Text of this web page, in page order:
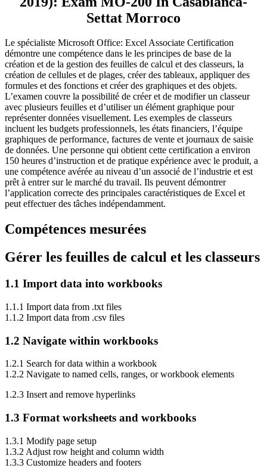
Settat Morroco
Le spécialiste Microsoft Office: Excel Associate Certification
démontre une compétence dans le les principes de base de la
création et de la gestion des feuilles de calcul et des classeurs, la
création de cellules et de plages, créer des tableaux, appliquer des
formules et des fonctions et créer des graphiques et des objets.
L’examen couvre la possibilité de créer et de modifier un classeur
avec plusieurs feuilles et d’utiliser un élément graphique pour
représenter données visuellement. Les exemples de classeurs
incluent les budgets professionnels, les états financiers, l’équipe
graphiques de performance, factures de vente et journaux de saisie
de données. Une personne qui obtient cette certification a environ
150 heures d’instruction et de pratique expérience avec le produit, a
une compétence avérée au niveau d’un associé de l’industrie et est
prêt à entrer sur le marché du travail. Ils peuvent démontrer
l’application correcte des principales caractéristiques de Excel et
peut effectuer des tâches indépendamment.
Compétences mesurées
Gérer les feuilles de calcul et les classeurs
1.1 Import data into workbooks
1.1.1 Import data from .txt files
1.1.2 Import data from .csv files
1.2 Navigate within workbooks
1.2.1 Search for data within a workbook
1.2.2 Navigate to named cells, ranges, or workbook elements
1.2.3 Insert and remove hyperlinks
1.3 Format worksheets and workbooks
1.3.1 Modify page setup
1.3.2 Adjust row height and column width
1.3.3 Customize headers and footers